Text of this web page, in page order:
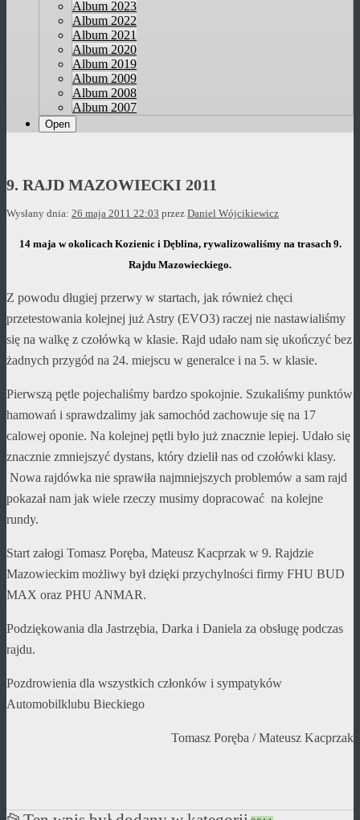
Album 2023
Album 2022
Album 2021
Album 2020
Album 2019
Album 2009
Album 2008
Album 2007
Open
9. RAJD MAZOWIECKI 2011
Wysłany dnia: 26 maja 2011 22:03 przez Daniel Wójcikiewicz
14 maja w okolicach Kozienic i Dęblina, rywalizowaliśmy na trasach 9.
Rajdu Mazowieckiego.
Z powodu długiej przerwy w startach, jak również chęci
przetestowania kolejnej już Astry (EVO3) raczej nie nastawialiśmy
się na walkę z czołówką w klasie. Rajd udało nam się ukończyć bez
żadnych przygód na 24. miejscu w generalce i na 5. w klasie.
Pierwszą pętle pojechaliśmy bardzo spokojnie. Szukaliśmy punktów
hamowań i sprawdzalimy jak samochód zachowuje się na 17
calowej oponie. Na kolejnej pętli było już znacznie lepiej. Udało się
znacznie zmniejszyć dystans, który dzielił nas od czołówki klasy.
Nowa rajdówka nie sprawiła najmniejszych problemów a sam rajd
pokazał nam jak wiele rzeczy musimy dopracować na kolejne
rundy.
Start załogi Tomasz Poręba, Mateusz Kacprzak w 9. Rajdzie
Mazowieckim możliwy był dzięki przychylności firmy FHU BUD
MAX oraz PHU ANMAR.
Podziękowania dla Jastrzębia, Darka i Daniela za obsługę podczas
rajdu.
Pozdrowienia dla wszystkich członków i sympatyków
Automobilklubu Bieckiego
Tomasz Poręba / Mateusz Kacprzak